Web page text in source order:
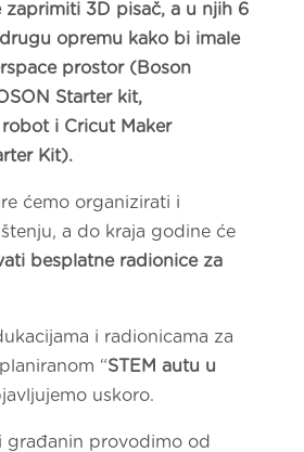
zaprimiti 3D pisač, a u njih 6
opremu kako bi imale
prostor (Boson
Starter kit,
i Cricut Maker
Kit).
ćemo organizirati i
a do kraja godine će
besplatne radionice za
i radionicama za
“STEM autu u
uskoro.
građanin provodimo od